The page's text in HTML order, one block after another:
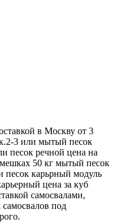
в Москву от 3
3 или мытый песок
песок речной цена на
50 кг мытый песок
песок карьрный модуль
цена за куб
самосвалами,
под